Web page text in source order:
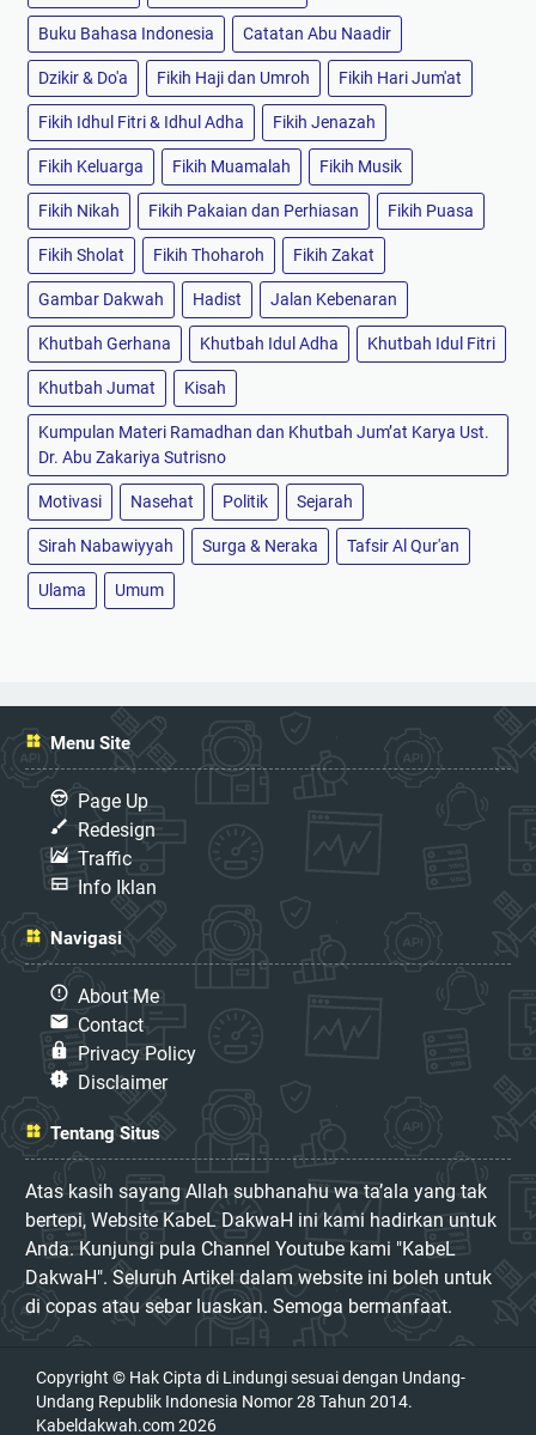
Buku Bahasa Indonesia Catatan Abu Naadir
Dzikir & Do'a Fikih Haji dan Umroh Fikih Hari Jum'at
Fikih Idhul Fitri & Idhul Adha Fikih Jenazah
Fikih Keluarga Fikih Muamalah Fikih Musik
Fikih Nikah Fikih Pakaian dan Perhiasan Fikih Puasa
Fikih Sholat Fikih Thoharoh Fikih Zakat
Gambar Dakwah Hadist Jalan Kebenaran
Khutbah Gerhana Khutbah Idul Adha Khutbah Idul Fitri
Khutbah Jumat Kisah
Kumpulan Materi Ramadhan dan Khutbah Jum’at Karya Ust.
Dr. Abu Zakariya Sutrisno
Motivasi Nasehat Politik Sejarah
Sirah Nabawiyyah Surga & Neraka Tafsir Al Qur'an
Ulama Umum
Menu Site
Page Up
Redesign
Traffic
Info Iklan
Navigasi
About Me
Contact
Privacy Policy
Disclaimer
Tentang Situs
Atas kasih sayang Allah subhanahu wa ta’ala yang tak
bertepi, Website KabeL DakwaH ini kami hadirkan untuk
Anda. Kunjungi pula Channel Youtube kami "KabeL
DakwaH". Seluruh Artikel dalam website ini boleh untuk
di copas atau sebar luaskan. Semoga bermanfaat.
Copyright © Hak Cipta di Lindungi sesuai dengan Undang-
Undang Republik Indonesia Nomor 28 Tahun 2014.
Kabeldakwah.com2026